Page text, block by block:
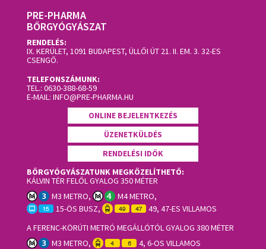
PRE-PHARMA
BŐRGYÓGYÁSZAT
RENDELÉS:
IX. KERÜLET, 1091 BUDAPEST, ÜLLŐI ÚT 21. II. EM. 3. 32-ES
CSENGŐ.
TELEFONSZÁMUNK:
TEL.: 0630-388-68-59
E-MAIL: INFO@PRE-PHARMA.HU
ONLINE BEJELENTKEZÉS
ÜZENETKÜLDÉS
RENDELÉSI IDŐK
BŐRGYÓGYÁSZATUNK MEGKÖZELÍTHETŐ:
KÁLVIN TÉR FELŐL GYALOG 350 MÉTER
M3 METRO,
M4 METRO,
15-ÖS BUSZ,
49, 47-ES VILLAMOS
A FERENC-KÖRÚTI METRÓ MEGÁLLÓTÓL GYALOG 380 MÉTER
M3 METRO,
4, 6-OS VILLAMOS